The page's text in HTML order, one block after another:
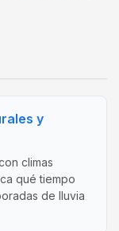
y
climas
qué tiempo
de lluvia